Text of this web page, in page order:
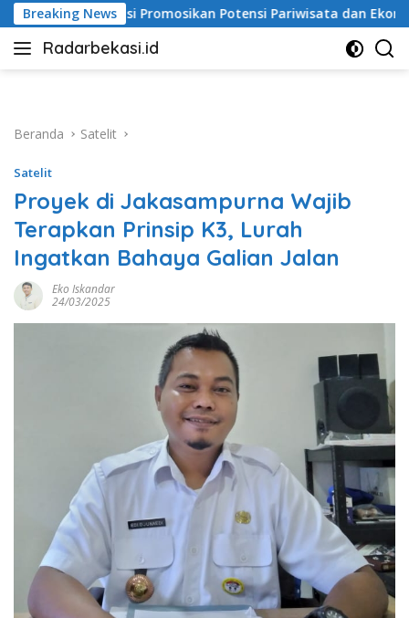
Langsung
ke
konten
Breaking NewsPotensi Pariwisata dan Ekonomi Kreatif
Radarbekasi.id
Berita
Beranda
Satelit
Satelit
Proyek di Jakasampurna Wajib
Terapkan Prinsip K3, Lurah
Ingatkan Bahaya Galian Jalan
Eko Iskandar
24/03/2025